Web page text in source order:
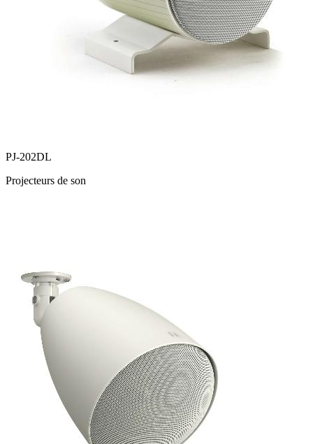
PJ-202DL
Projecteurs de son